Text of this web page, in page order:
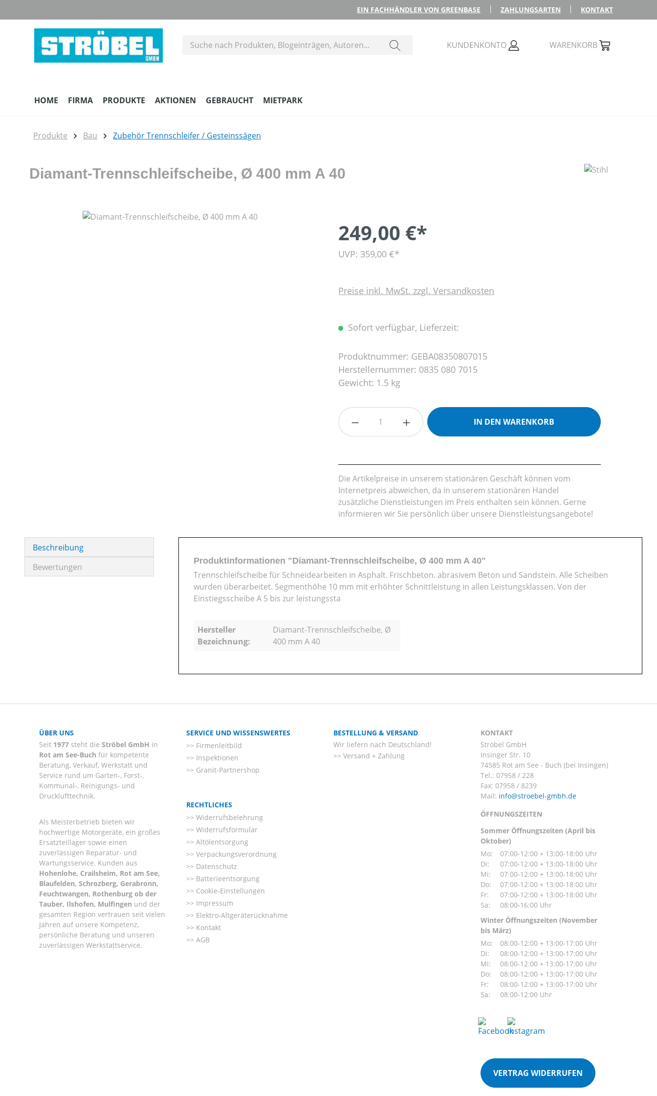
EIN FACHHÄNDLER VON GREENBASE ZAHLUNGSARTEN KONTAKT
KUNDENKONTO WARENKORB
HOME FIRMA PRODUKTE AKTIONEN GEBRAUCHT MIETPARK
Produkte Bau Zubehör Trennschleifer / Gesteinssägen
Diamant-Trennschleifscheibe, Ø 400 mm A 40
Bildergalerie überspringen
249,00 €*
UVP: 359,00 €*
Preise inkl. MwSt. zzgl. Versandkosten
Sofort verfügbar, Lieferzeit:
Produktnummer: GEBA08350807015
Herstellernummer: 0835 080 7015
Gewicht: 1.5 kg
Produkt Anzahl: Gib den gewünschten Wert ein oder
IN DEN WARENKORB
Die Artikelpreise in unserem stationären Geschäft können vom
Internetpreis abweichen, da in unserem stationären Handel
zusätzliche Dienstleistungen im Preis enthalten sein können. Gerne
informieren wir Sie persönlich über unsere Dienstleistungsangebote!
Beschreibung
Bewertungen
Produktinformationen "Diamant-Trennschleifscheibe, Ø 400 mm A 40"
Trennschleifscheibe für Schneidearbeiten in Asphalt. Frischbeton. abrasivem Beton und Sandstein. Alle Scheiben
wurden überarbeitet. Segmenthöhe 10 mm mit erhöhter Schnittleistung in allen Leistungsklassen. Von der
Einstiegsscheibe A 5 bis zur leistungssta
Hersteller
Bezeichnung:
Diamant-Trennschleifscheibe, Ø
400 mm A 40
ÜBER UNS
Seit 1977 steht die Ströbel GmbH in
Rot am See-Buch für kompetente
Beratung, Verkauf, Werkstatt und
Service rund um Garten-, Forst-,
Kommunal-, Reinigungs- und
Drucklufttechnik.
Als Meisterbetrieb bieten wir
hochwertige Motorgeräte, ein großes
Ersatzteillager sowie einen
zuverlässigen Reparatur- und
Wartungsservice. Kunden aus
Hohenlohe, Crailsheim, Rot am See,
Blaufelden, Schrozberg, Gerabronn,
Feuchtwangen, Rothenburg ob der
Tauber, Ilshofen, Mulfingen und der
gesamten Region vertrauen seit vielen
Jahren auf unsere Kompetenz,
persönliche Beratung und unseren
zuverlässigen Werkstattservice.
SERVICE UND WISSENSWERTES
Firmenleitbild
Inspektionen
Granit-Partnershop
RECHTLICHES
Widerrufsbelehrung
Widerrufsformular
Altölentsorgung
Verpackungsverordnung
Datenschutz
Batterieentsorgung
Cookie-Einstellungen
Impressum
Elektro-Altgeräterücknahme
Kontakt
AGB
BESTELLUNG & VERSAND
Wir liefern nach Deutschland!
Versand + Zahlung
KONTAKT
Ströbel GmbH
Insinger Str. 10
74585 Rot am See - Buch (bei Insingen)
Tel.: 07958 / 228
Fax: 07958 / 8239
Mail:
ÖFFNUNGSZEITEN
Sommer Öffnungszeiten (April bis
Oktober)
Mo:
07:00-12:00 + 13:00-18:00 Uhr
Di:
07:00-12:00 + 13:00-18:00 Uhr
Mi:
07:00-12:00 + 13:00-18:00 Uhr
Do:
07:00-12:00 + 13:00-18:00 Uhr
Fr:
07:00-12:00 + 13:00-18:00 Uhr
Sa:
08:00-16:00 Uhr
Winter Öffnungszeiten (November
bis März)
Mo:
08:00-12:00 + 13:00-17:00 Uhr
Di:
08:00-12:00 + 13:00-17:00 Uhr
Mi:
08:00-12:00 + 13:00-17:00 Uhr
Do:
08:00-12:00 + 13:00-17:00 Uhr
Fr:
08:00-12:00 + 13:00-17:00 Uhr
Sa:
08:00-12:00 Uhr
VERTRAG WIDERRUFEN